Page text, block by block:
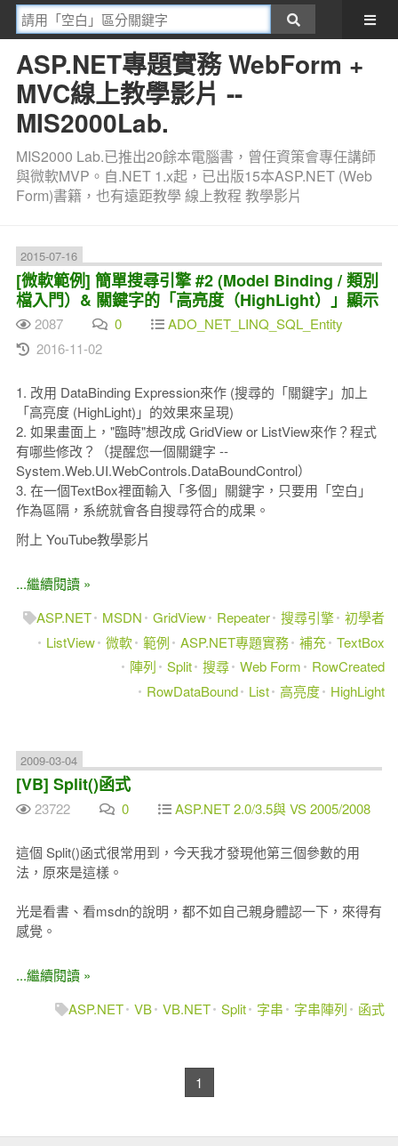
ASP.NET專題實務 WebForm +
MVC線上教學影片 --
MIS2000Lab.
MIS2000 Lab.已推出20餘本電腦書，曾任資策會專任講師
與微軟MVP。自.NET 1.x起，已出版15本ASP.NET (Web
Form)書籍，也有遠距教學 線上教程 教學影片
2015-07-16
[微軟範例] 簡單搜尋引擎 #2 (Model Binding / 類別
檔入門）& 關鍵字的「高亮度（HighLight）」顯示
2087 0
ADO_NET_LINQ_SQL_Entity
2016-11-02
1. 改用 DataBinding Expression來作 (搜尋的「關鍵字」加上
「高亮度 (HighLight)」的效果來呈現)
2. 如果畫面上，"臨時"想改成 GridView or ListView來作？程式
有哪些修改？（提醒您一個關鍵字 --
System.Web.UI.WebControls.DataBoundControl）
3. 在一個TextBox裡面輸入「多個」關鍵字，只要用「空白」
作為區隔，系統就會各自搜尋符合的成果。
附上 YouTube教學影片
...繼續閱讀 »
ASP.NET
MSDN GridView Repeater 搜尋引擎 初學者
ListView 微軟 範例 ASP.NET專題實務 補充 TextBox
陣列
Split 搜尋 Web Form
RowCreated
RowDataBound
List 高亮度 HighLight
2009-03-04
[VB] Split()函式
23722 0 ASP.NET 2.0/3.5與 VS 2005/2008
這個 Split()函式很常用到，今天我才發現他第三個參數的用
法，原來是這樣。
光是看書、看msdn的說明，都不如自己親身體認一下，來得有
感覺。
...繼續閱讀 »
ASP.NET VB VB.NET Split 字串 字串陣列 函式
1